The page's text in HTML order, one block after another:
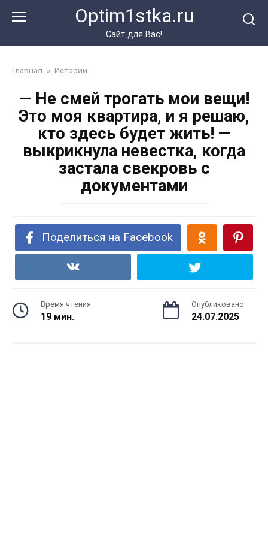
Optim1stka.ru
Сайт для Вас!
Главная » Истории
— Не смей трогать мои вещи!
Это моя квартира, и я решаю,
кто здесь будет жить! —
выкрикнула невестка, когда
застала свекровь с
документами
Поделиться на Facebook
Время чтения
19 мин.
Опубликовано
24.07.2025